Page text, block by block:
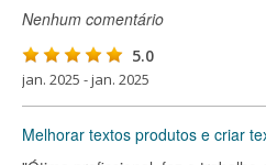
Nenhum comentário
5.0
jan. 2025 - jan. 2025
Melhorar textos produtos e criar